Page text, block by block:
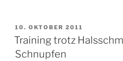
VERÖFFENTLICHT
AM
10. OKTOBER 2011
Training trotz
Schnupfen